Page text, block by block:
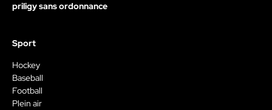
priligy sans ordonnance
Sport
Hockey
Baseball
Football
Plein air